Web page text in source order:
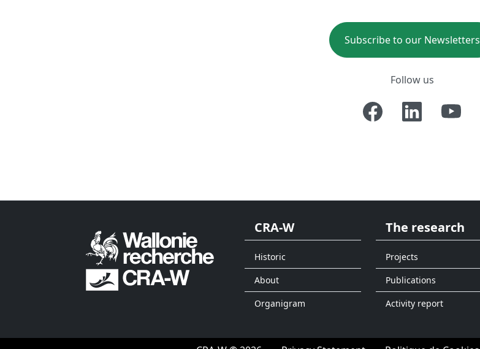
Subscribe to our Newsletters
Follow us
CRA-W
Historic
About
Organigram
The research
Projects
Publications
Activity report